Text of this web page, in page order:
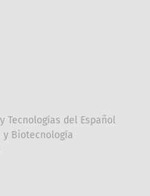
Tecnologías del Español
y Biotecnología